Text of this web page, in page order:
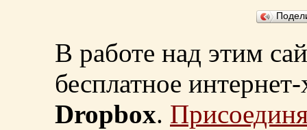
В работе над этим
бесплатное
Dropbox.